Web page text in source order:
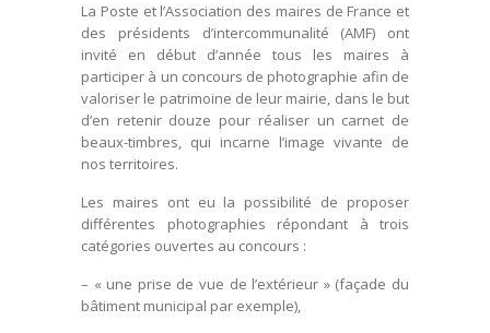
La Poste et l’Association des maires de France et
des présidents d’intercommunalité (AMF) ont
invité en début d’année tous les maires à
participer à un concours de photographie afin de
valoriser le patrimoine de leur mairie, dans le but
d’en retenir douze pour réaliser un carnet de
beaux-timbres, qui incarne l’image vivante de
nos territoires.
Les maires ont eu la possibilité de proposer
différentes photographies répondant à trois
catégories ouvertes au concours :
– « une prise de vue de l’extérieur » (façade du
bâtiment municipal par exemple),